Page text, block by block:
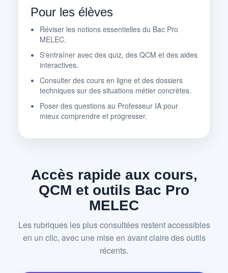
Pour les élèves
Réviser les notions essentielles du Bac Pro
MELEC.
S'entraîner avec des quiz, des QCM et des aides
interactives.
Consulter des cours en ligne et des dossiers
techniques sur des situations métier concrètes.
Poser des questions au Professeur IA pour
mieux comprendre et progresser.
Accès rapide aux cours,
QCM et outils Bac Pro
MELEC
Les rubriques les plus consultées restent accessibles
en un clic, avec une mise en avant claire des outils
récents.